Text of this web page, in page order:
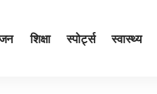
शिक्षा स्पोर्ट्स स्वास्थ्य